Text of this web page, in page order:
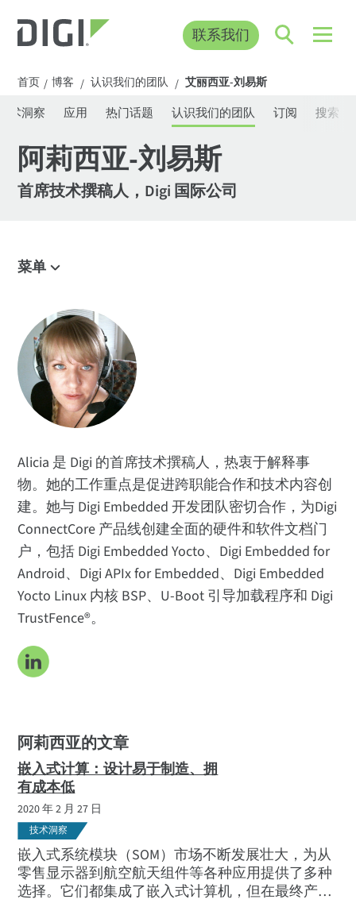
联系我们
首页 / 博客 / 认识我们的团队 / 艾丽西亚-刘易斯
术洞察 应用 热门话题 认识我们的团队 订阅 搜索博
阿莉西亚-刘易斯
首席技术撰稿人，Digi 国际公司
菜单
IoT 发展趋势
技术洞察
应用
热门话题
认识我们的团队
Alicia 是 Digi 的首席技术撰稿人，热衷于解释事
物。她的工作重点是促进跨职能合作和技术内容创
建。她与 Digi Embedded 开发团队密切合作，为Digi
ConnectCore 产品线创建全面的硬件和软件文档门
户，包括 Digi Embedded Yocto、Digi Embedded for
Android、Digi APIx for Embedded、Digi Embedded
Yocto Linux 内核 BSP、U-Boot 引导加载程序和 Digi
TrustFence®。
阿莉西亚的文章
嵌入式计算：设计易于制造、拥
有成本低
2020 年 2 月 27 日
技术洞察
嵌入式系统模块（SOM）市场不断发展壮大，为从
零售显示器到航空航天组件等各种应用提供了多种
选择。它们都集成了嵌入式计算机，但在最终产品